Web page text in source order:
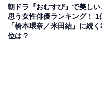
朝ドラ『おむすび』で美しい
思う女性俳優ランキング！ 1
「橋本環奈／米田結」に続く
位は？